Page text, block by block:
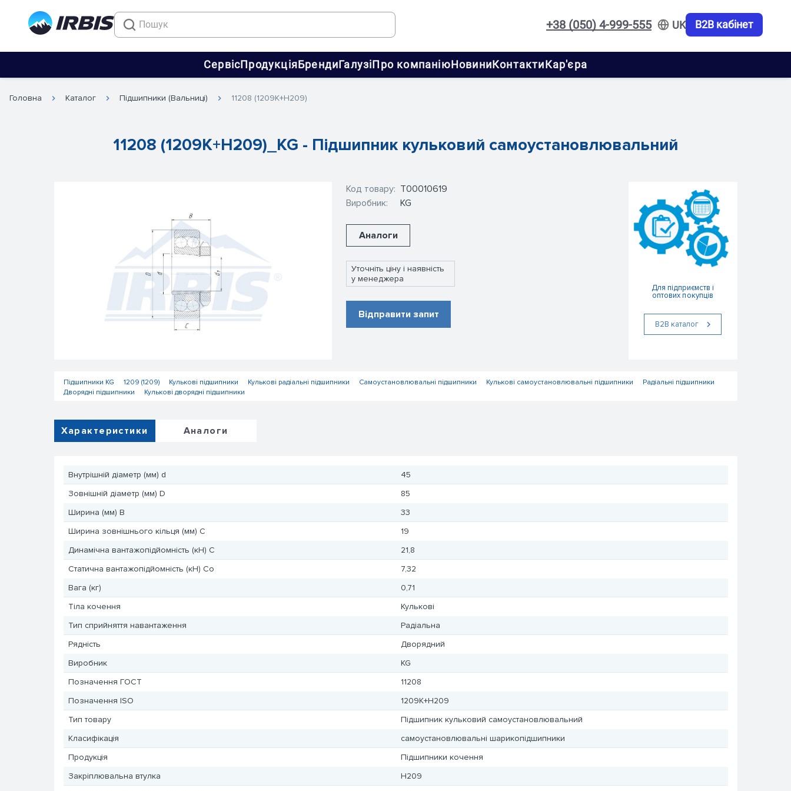
+38 (050) 4-999-555 UK B2B кабінет
СервісПродукціяБрендиГалузіПро компаніюНовиниКонтактиКар'єра
Головна Каталог Підшипники (Вальниці) 11208 (1209K+H209)
11208 (1209K+H209)_KG - Підшипник кульковий самоустановлювальний
Код товару:
Виробник:
Т00010619
KG
Аналоги
Уточніть ціну і наявність
у менеджера
Відправити запит
Для підприємств і
оптових покупців
В2В каталог
Підшипники KG 1209 (1209) Кулькові підшипники Кулькові радіальні підшипники Самоустановлювальні підшипники Кулькові самоустановлювальні підшипники
Радіальні підшипники
Дворядні підшипники
Кулькові дворядні підшипники
Характеристики Аналоги
Внутрішній діаметр (мм) d
45
Зовнішній діаметр (мм) D
85
Ширина (мм) B
33
Ширина зовнішнього кільця (мм) C
19
Динамічна вантажопідйомність (кН) C
21,8
Статична вантажопідйомність (кН) Co
7,32
Вага (кг)
0,71
Тіла кочення
Кулькові
Тип сприйняття навантаження
Радіальна
Рядність
Дворядний
Виробник
KG
Позначення ГОСТ
11208
Позначення ISO
1209K+H209
Тип товару
Підшипник кульковий самоустановлювальний
Класифікація
самоустановлювальні шарикопідшипники
Продукція
Підшипники кочення
Закріплювальна втулка
H209